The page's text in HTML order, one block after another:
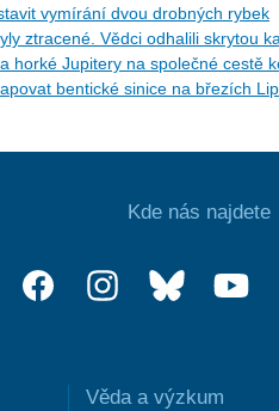
vymírání dvou drobných rybek
ztracené. Vědci odhalili skrytou
horké Jupitery na společné cestě
bentické sinice na březích
Kde nás najdete
Věda a výzkum